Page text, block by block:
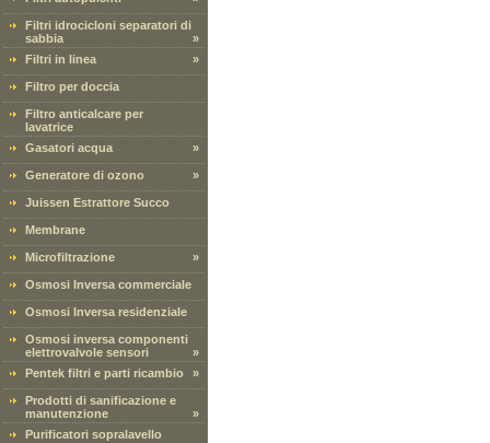
Filtri idrocicloni separatori di
sabbia
»
Filtri in linea
»
Filtro per doccia
Filtro anticalcare per
lavatrice
Gasatori acqua
»
Generatore di ozono »
Juissen Estrattore Succo
Membrane
Microfiltrazione »
Osmosi Inversa commerciale
Osmosi Inversa residenziale
Osmosi inversa componenti
elettrovalvole sensori
»
Pentek filtri e parti ricambio
»
Prodotti di sanificazione e
manutenzione
»
Purificatori sopralavello